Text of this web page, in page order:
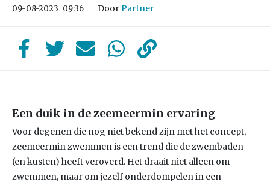
09-08-2023 09:36 DoorPartner
Een duik in de zeemeermin ervaring
Voor degenen die nog niet bekend zijn met het concept,
zeemeermin zwemmen is een trend die de zwembaden
(en kusten) heeft veroverd. Het draait niet alleen om
zwemmen, maar om jezelf onderdompelen in een